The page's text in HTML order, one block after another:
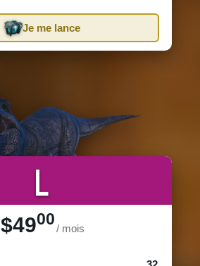
Je me lance
L
$4900
/ mois